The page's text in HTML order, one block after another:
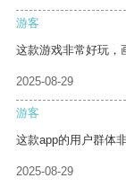
游客
这款游戏非常好玩，
2025-08-29
游客
这款app的用户群体
2025-08-29